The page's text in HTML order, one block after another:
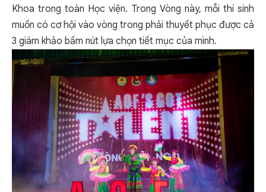
Khoa trong toàn Học viện. Trong Vòng này, mỗi thí sinh
muốn có cơ hội vào vòng trong phải thuyết phục được cả
3 giám khảo bấm nút lựa chọn tiết mục của mình.